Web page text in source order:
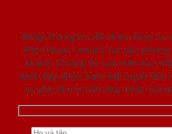
Nhập thông tin để nhận được tư
điện thoại / email/ tại văn phòng
khách. Chúng tôi cam kết mọi
dưới đây được bảo mật tuyệt đối
vụ yêu cầu tư vấn duy nhất của